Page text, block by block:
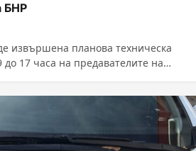
БНР
извършена планова техническа
до 17 часа на предавателите на